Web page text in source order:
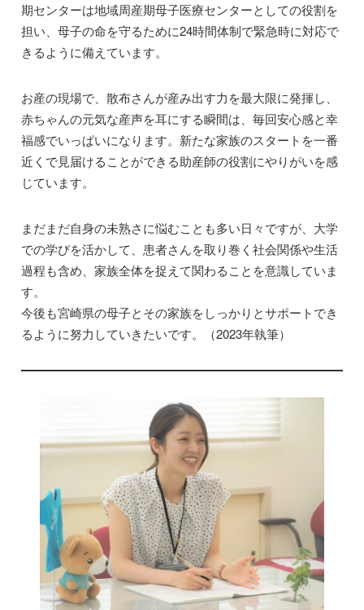
期センターは地域周産期母子医療センターとしての役割を
担い、母子の命を守るために24時間体制で緊急時に対応で
きるように備えています。
お産の現場で、散布さんが産み出す力を最大限に発揮し、
赤ちゃんの元気な産声を耳にする瞬間は、毎回安心感と幸
福感でいっぱいになります。新たな家族のスタートを一番
近くで見届けることができる助産師の役割にやりがいを感
じています。
まだまだ自身の未熟さに悩むことも多い日々ですが、大学
での学びを活かして、患者さんを取り巻く社会関係や生活
過程も含め、家族全体を捉えて関わることを意識していま
す。
今後も宮崎県の母子とその家族をしっかりとサポートでき
るように努力していきたいです。（2023年執筆）